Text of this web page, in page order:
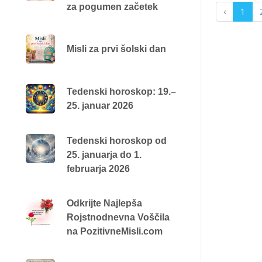
‹ 1
za pogumen začetek
Misli za prvi šolski dan
Tedenski horoskop: 19.–
25. januar 2026
Tedenski horoskop od
25. januarja do 1.
februarja 2026
Odkrijte Najlepša
Rojstnodnevna Voščila
na PozitivneMisli.com